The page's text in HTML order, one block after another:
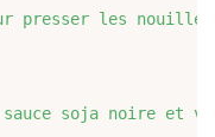
les nouilles
sauce soja noire et